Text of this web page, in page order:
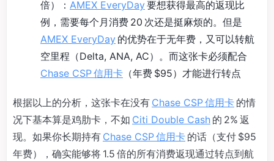
倍）： AMEX EveryDay要想获得最高的返现比
例，需要每个月消费 20 次还是挺麻烦的。但是
AMEX EveryDay 的优势在于无年费，又可以转航
空里程（Delta, ANA, AC）。而这张卡必须配合
Chase CSP 信用卡 （年费 $95）才能进行转点
根据以上的分析，这张卡在没有 Chase CSP 信用卡 的情
况下基本算是鸡肋卡，不如 Citi Double Cash 的 2% 返
现。如果你长期持有 Chase CSP 信用卡 的话（支付 $95
年费），确实能够将 1.5 倍的所有消费返现通过转点到航